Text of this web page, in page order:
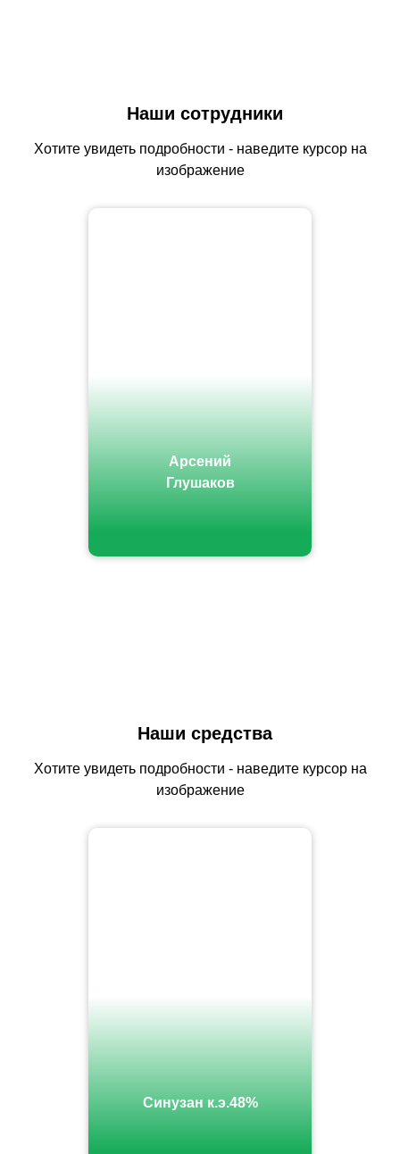
Наши сотрудники
Хотите увидеть подробности - наведите курсор на
изображение
Арсений
Глушаков
Наши средства
Хотите увидеть подробности - наведите курсор на
изображение
Синузан к.э.48%